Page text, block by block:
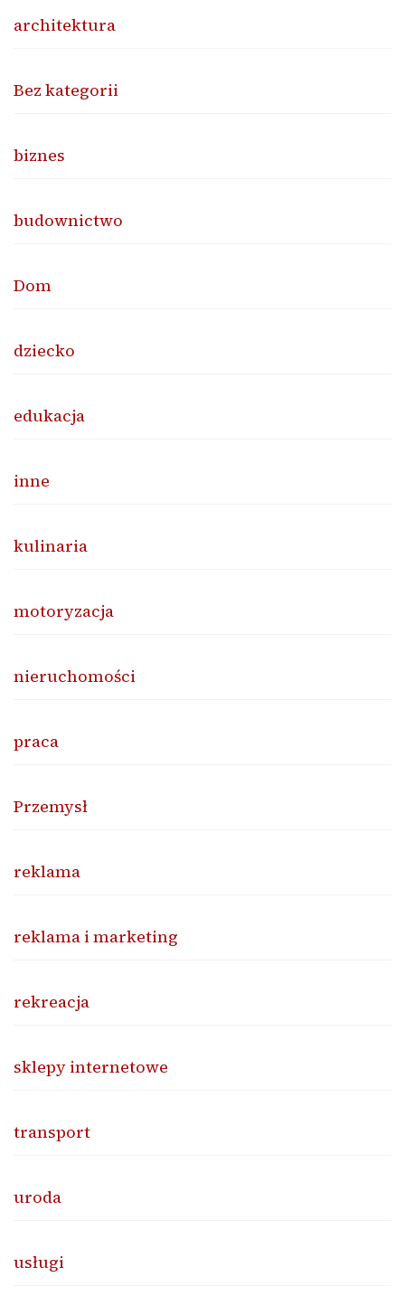
architektura
Bez kategorii
biznes
budownictwo
Dom
dziecko
edukacja
inne
kulinaria
motoryzacja
nieruchomości
praca
Przemysł
reklama
reklama i marketing
rekreacja
sklepy internetowe
transport
uroda
usługi